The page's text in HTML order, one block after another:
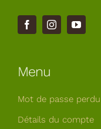
Menu
Mot de passe perdu
Détails du compte